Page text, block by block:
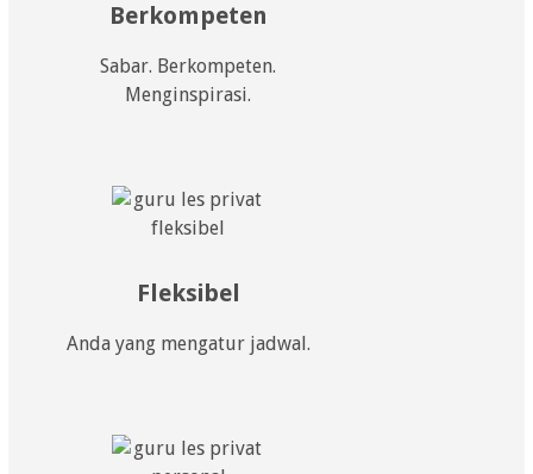
Berkompeten
Sabar. Berkompeten.
Menginspirasi.
Fleksibel
Anda yang mengatur jadwal.